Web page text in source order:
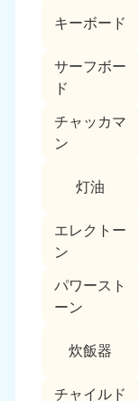
キーボード
サーフボー
ド
チャッカマ
ン
灯油
エレクトー
ン
パワースト
ーン
炊飯器
チャイルド
050-
9:00〜19:00
富山県
050-1881-
050-
9:00〜19:00 年
050-1881-
9:00〜19:00
奈良県
050-